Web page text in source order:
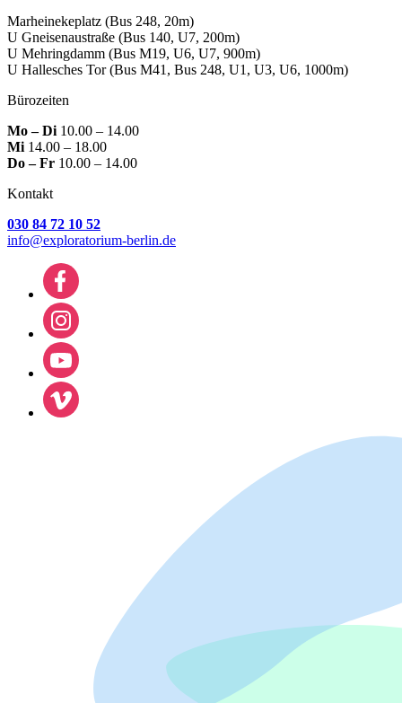
Marheinekeplatz (Bus 248, 20m)
U Gneisenaustraße (Bus 140, U7, 200m)
U Mehringdamm (Bus M19, U6, U7, 900m)
U Hallesches Tor(Bus M41, Bus 248, U1, U3, U6, 1000m)
Bürozeiten
Mo – Di 10.00 – 14.00
Mi 14.00 – 18.00
Do – Fr 10.00 – 14.00
Kontakt
030 84 72 10 52
info@exploratorium-berlin.de